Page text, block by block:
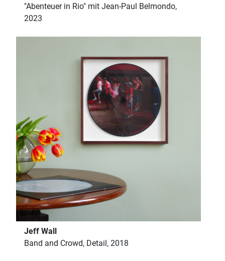
"Abenteuer in Rio" mit Jean-Paul Belmondo,
2023
Jeff Wall
Band and Crowd, Detail, 2018